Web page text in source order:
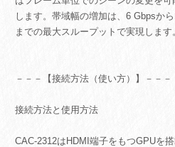
します。帯域幅の増加は、6 Gbpsか
までの最大スループットで実現します
－－－【接続方法（使い方）】－－－
接続方法と使用方法
CAC-2312はHDMI端子をもつGPUを